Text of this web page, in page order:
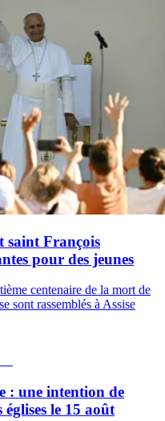
saint François
pour des jeunes
centenaire de la mort de
sont rassemblés à Assise
: une intention de
le 15 août